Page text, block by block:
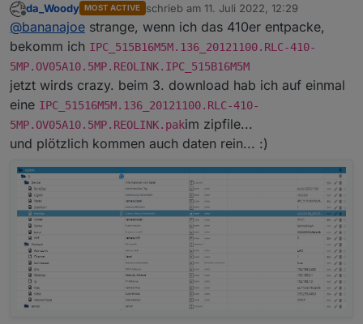
Offline
da_Woody MOST ACTIVE schrieb am 11. Juli 2022, 12:29
zuletzt editiert von
@bananajoe strange, wenn ich das 410er entpacke,
bekomm ich IPC_515B16M5M.136_20121100.RLC-410-
5MP.OV05A10.5MP.REOLINK.IPC_515B16M5M
jetzt wirds crazy. beim 3. download hab ich auf einmal
eine IPC_51516M5M.136_20121100.RLC-410-
5MP.OV05A10.5MP.REOLINK.pakim zipfile...
und plötzlich kommen auch daten rein... :)